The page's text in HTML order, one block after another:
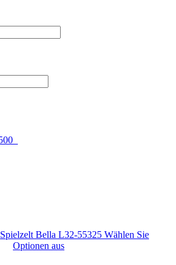
Spielzelt Bella L32-55325 Wählen Sie
Optionen aus